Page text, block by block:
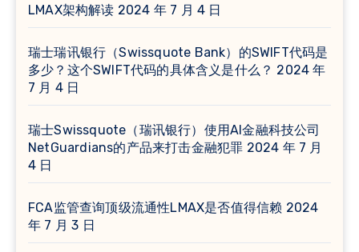
LMAX架构解读 2024 年 7 月 4 日
瑞士瑞讯银行（Swissquote Bank）的SWIFT代码是
多少？这个SWIFT代码的具体含义是什么？ 2024 年
7 月 4 日
瑞士Swissquote（瑞讯银行）使用AI金融科技公司
NetGuardians的产品来打击金融犯罪 2024 年 7 月
4 日
FCA监管查询顶级流通性LMAX是否值得信赖 2024
年 7 月 3 日